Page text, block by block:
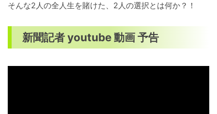
そんな2人の全人生を賭けた、2人の選択とは何か？！
新聞記者 youtube 動画 予告